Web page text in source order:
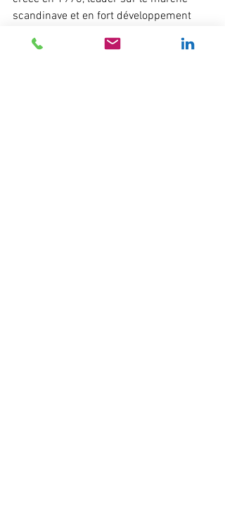
scandinave et en fort développement
produit, commercialise et distribue des